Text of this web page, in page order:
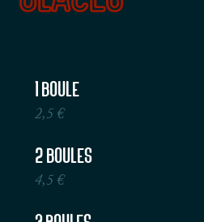
1 Boule
2,5 €
2 Boules
4,5 €